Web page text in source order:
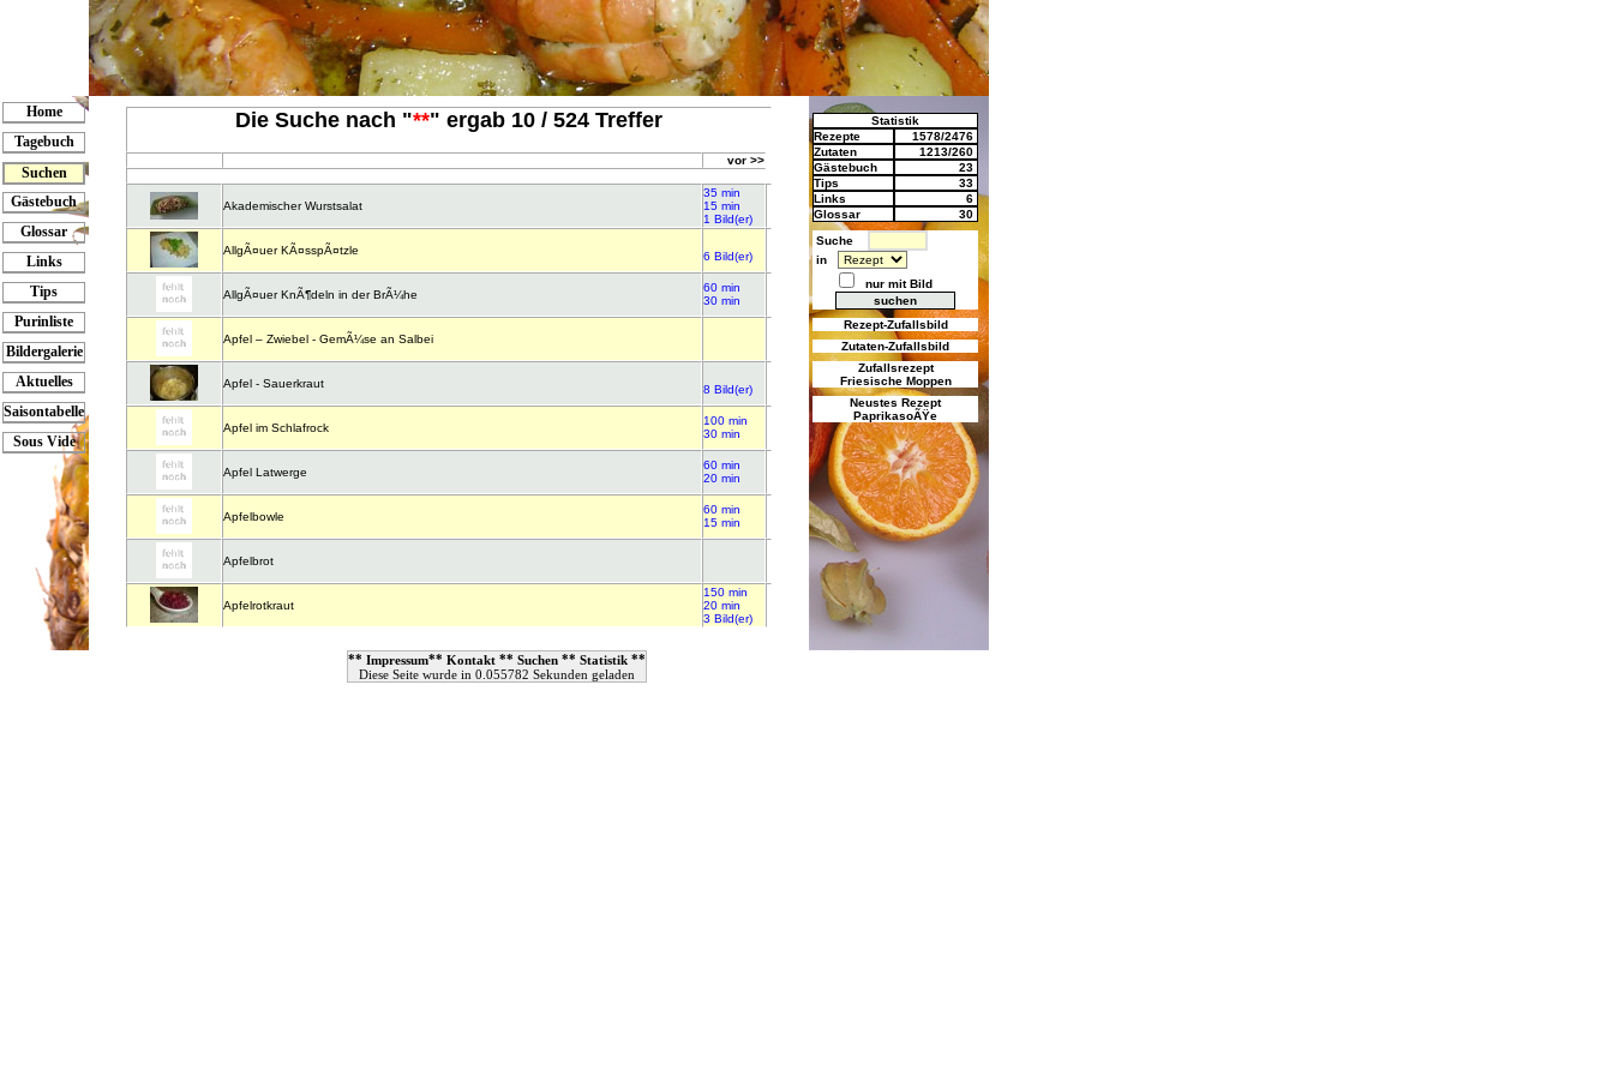
Home
Tagebuch
Suchen
Gästebuch
Glossar
Links
Tips
Purinliste
Bildergalerie
Aktuelles
Saisontabelle
Sous Vide
Die Suche nach "**" ergab 10 / 524 Treffer
vor >>
Akademischer Wurstsalat
35 min
15 min
1 Bild(er)
AllgÃ¤uer KÃ¤sspÃ¤tzle 6 Bild(er)
AllgÃ¤uer KnÃ¶deln in der BrÃ¼he
60 min
30 min
Apfel – Zwiebel - GemÃ¼se an Salbei
Apfel - Sauerkraut 8 Bild(er)
Apfel im Schlafrock
100 min
30 min
Apfel Latwerge
60 min
20 min
Apfelbowle
60 min
15 min
Apfelbrot
Apfelrotkraut
150 min
20 min
3 Bild(er)
Statistik
Rezepte
1578/2476
Zutaten
1213/260
Gästebuch
23
Tips
33
Links
6
Glossar
30
Suche
in
nur mit Bild
Rezept-Zufallsbild
Zutaten-Zufallsbild
Zufallsrezept
Friesische Moppen
Neustes Rezept
PaprikasoÃŸe
** Impressum** Kontakt ** Suchen ** Statistik **
Diese Seite wurde in 0.055782 Sekunden geladen